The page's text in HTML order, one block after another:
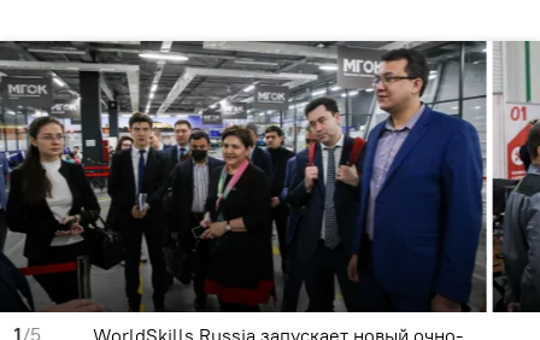
1/5
WorldSkills Russia запускает новый очно-